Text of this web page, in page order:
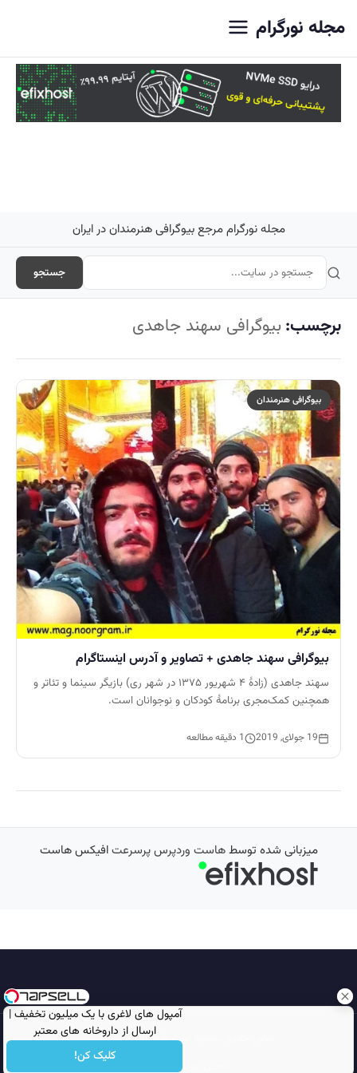
آمپول های لاغری با یک میلیون تخفیف |
ارسال از داروخانه های معتبر
کلیک کن!
مجله نورگرام
مجله نورگرام مرجع بیوگرافی هنرمندان در ایران
جستجو
برچسب: بیوگرافی سهند جاهدی
بیوگرافی هنرمندان
بیوگرافی سهند جاهدی + تصاویر و آدرس اینستاگرام
سهند جاهدی (زادهٔ ۴ شهریور ۱۳۷۵ در شهر ری) بازیگر سینما و تئاتر و
همچنین کمک‌مجری برنامهٔ کودکان و نوجوانان است.
19 جولای, 2019 1 دقیقه مطالعه
میزبانی شده توسطهاست وردپرس پرسرعتافیکس هاست
تمامی حقوق محفوظ است © 2026
مجله نورگرام
انجمن نورگرام